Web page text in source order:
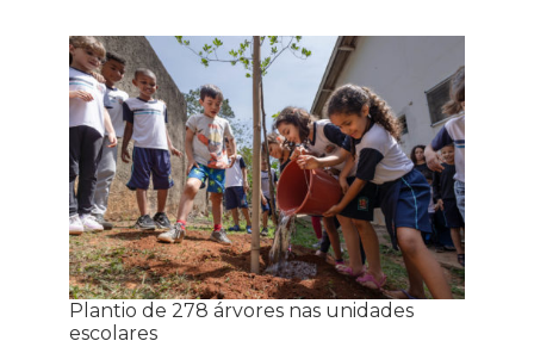
Plantio de 278 árvores nas unidades
escolares